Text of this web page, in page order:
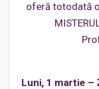
oferă totodată
Luni, 1 martie –